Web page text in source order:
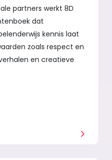
partners werkt 8D
dat
kennis laat
zoals respect en
en creatieve